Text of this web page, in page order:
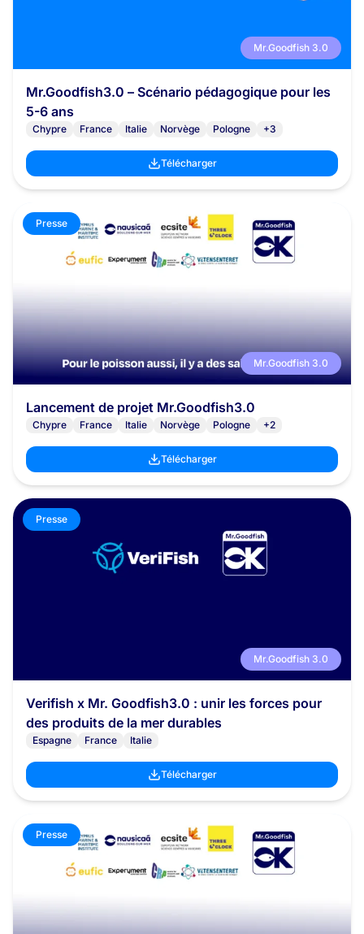
Mr.Goodfish 3.0
Mr.Goodfish3.0 – Scénario pédagogique pour les
5-6 ans
Chypre France Italie Norvège Pologne +3
Télécharger
Presse
Mr.Goodfish 3.0
Lancement de projet Mr.Goodfish3.0
Chypre France Italie Norvège Pologne +2
Télécharger
Presse
Mr.Goodfish 3.0
Verifish x Mr. Goodfish3.0 : unir les forces pour
des produits de la mer durables
Espagne France Italie
Télécharger
Presse